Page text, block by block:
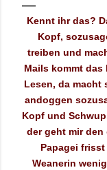
Kennt ihr das?
Kopf,
treiben und
Mails kommt das
Lesen, da macht
andoggen
Kopf und
der geht mir den
Papagei
Weanerin